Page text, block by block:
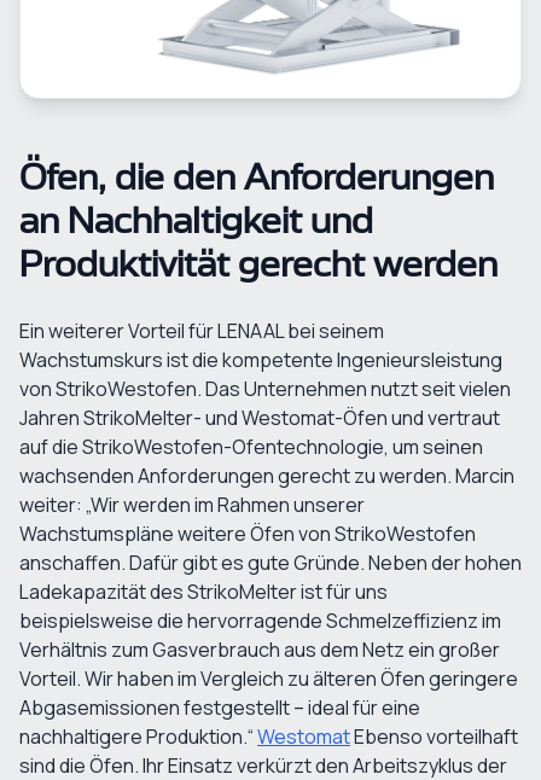
Öfen, die den Anforderungen
an Nachhaltigkeit und
Produktivität gerecht werden
Ein weiterer Vorteil für LENAAL bei seinem
Wachstumskurs ist die kompetente Ingenieursleistung
von StrikoWestofen. Das Unternehmen nutzt seit vielen
Jahren StrikoMelter- und Westomat-Öfen und vertraut
auf die StrikoWestofen-Ofentechnologie, um seinen
wachsenden Anforderungen gerecht zu werden. Marcin
weiter: „Wir werden im Rahmen unserer
Wachstumspläne weitere Öfen von StrikoWestofen
anschaffen. Dafür gibt es gute Gründe. Neben der hohen
Ladekapazität des StrikoMelter ist für uns
beispielsweise die hervorragende Schmelzeffizienz im
Verhältnis zum Gasverbrauch aus dem Netz ein großer
Vorteil. Wir haben im Vergleich zu älteren Öfen geringere
Abgasemissionen festgestellt – ideal für eine
nachhaltigere Produktion.“WestomatEbenso vorteilhaft
sind die Öfen. Ihr Einsatz verkürzt den Arbeitszyklus der